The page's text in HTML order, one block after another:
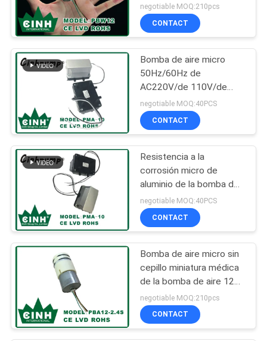
SITIO
PRIVACY
POLICY
negotiable MOQ:210pcs
CONTACT
Bomba de aire micro
50Hz/60Hz de
AC220V/de 110V/de
24V/de 12V con el bajo
consumo de energía
negotiable MOQ:40PCS
CONTACT
Resistencia a la
corrosión micro de
aluminio de la bomba de
aire del color gris y negro
12v
negotiable MOQ:40PCS
CONTACT
Bomba de aire micro sin
cepillo miniatura médica
de la bomba de aire 12V
DC Diphragm
negotiable MOQ:210pcs
CONTACT